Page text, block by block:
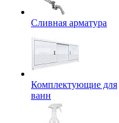
Сливная арматура
Комплектующие для
ванн